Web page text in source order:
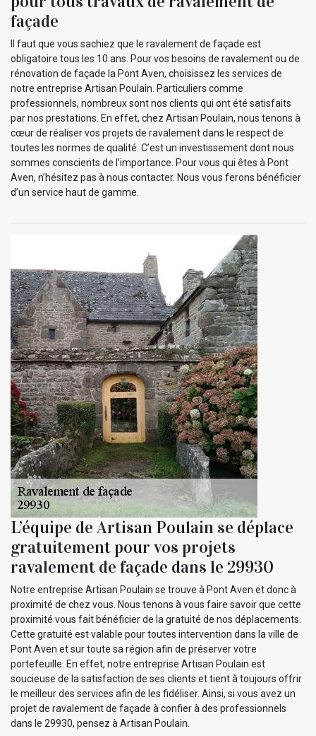
façade
Il faut que vous sachiez que le ravalement de façade est
obligatoire tous les 10 ans. Pour vos besoins de ravalement ou de
rénovation de façade la Pont Aven, choisissez les services de
notre entreprise Artisan Poulain. Particuliers comme
professionnels, nombreux sont nos clients qui ont été satisfaits
par nos prestations. En effet, chez Artisan Poulain, nous tenons à
cœur de réaliser vos projets de ravalement dans le respect de
toutes les normes de qualité. C’est un investissement dont nous
sommes conscients de l’importance. Pour vous qui êtes à Pont
Aven, n’hésitez pas à nous contacter. Nous vous ferons bénéficier
d’un service haut de gamme.
L’équipe de Artisan Poulain se déplace
gratuitement pour vos projets
ravalement de façade dans le 29930
Notre entreprise Artisan Poulain se trouve à Pont Aven et donc à
proximité de chez vous. Nous tenons à vous faire savoir que cette
proximité vous fait bénéficier de la gratuité de nos déplacements.
Cette gratuité est valable pour toutes intervention dans la ville de
Pont Aven et sur toute sa région afin de préserver votre
portefeuille. En effet, notre entreprise Artisan Poulain est
soucieuse de la satisfaction de ses clients et tient à toujours offrir
le meilleur des services afin de les fidéliser. Ainsi, si vous avez un
projet de ravalement de façade à confier à des professionnels
dans le 29930, pensez à Artisan Poulain.